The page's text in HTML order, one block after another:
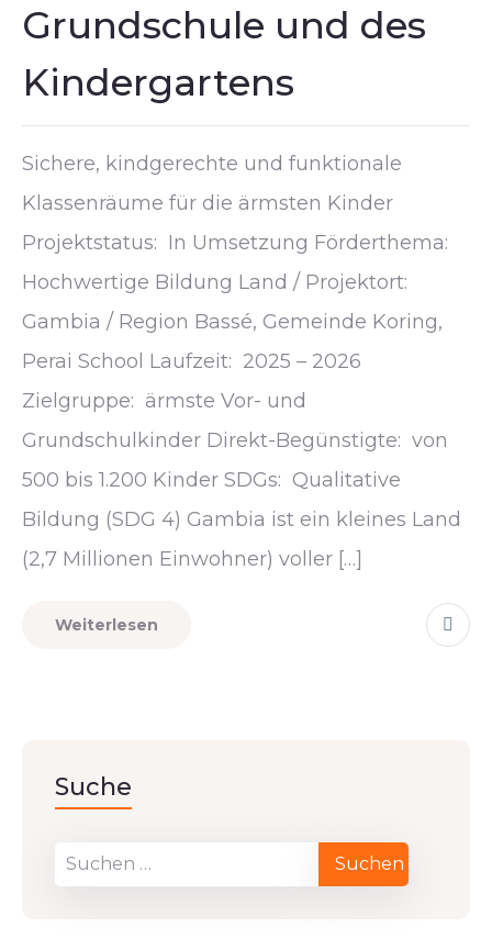
Grundschule und des
Kindergartens
Sichere, kindgerechte und funktionale
Klassenräume für die ärmsten Kinder
Projektstatus: In Umsetzung Förderthema:
Hochwertige Bildung Land / Projektort:
Gambia / Region Bassé, Gemeinde Koring,
Perai School Laufzeit: 2025 – 2026
Zielgruppe: ärmste Vor- und
Grundschulkinder Direkt-Begünstigte: von
500 bis 1.200 Kinder SDGs: Qualitative
Bildung (SDG 4) Gambia ist ein kleines Land
(2,7 Millionen Einwohner) voller […]
Weiterlesen
Suche